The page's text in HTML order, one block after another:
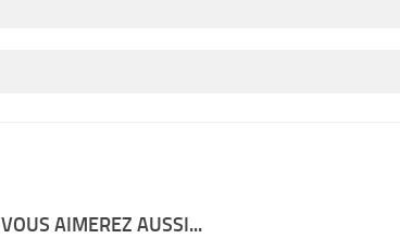
VOUS AIMEREZ AUSSI...